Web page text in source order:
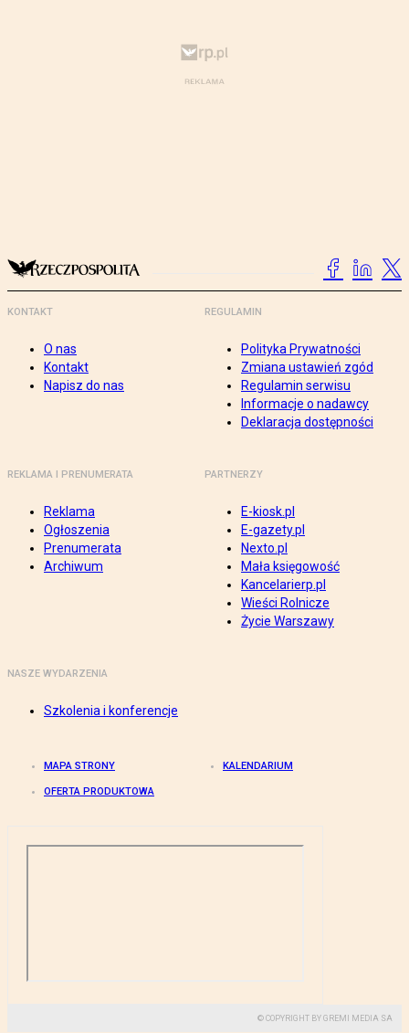
KONTAKT
O nas
Kontakt
Napisz do nas
REGULAMIN
Polityka Prywatności
Zmiana ustawień zgód
Regulamin serwisu
Informacje o nadawcy
Deklaracja dostępności
REKLAMA I PRENUMERATA
Reklama
Ogłoszenia
Prenumerata
Archiwum
PARTNERZY
E-kiosk.pl
E-gazety.pl
Nexto.pl
Mała księgowość
Kancelarierp.pl
Wieści Rolnicze
Życie Warszawy
NASZE WYDARZENIA
Szkolenia i konferencje
MAPA STRONY KALENDARIUM
OFERTA PRODUKTOWA
© COPYRIGHT BY GREMI MEDIA SA